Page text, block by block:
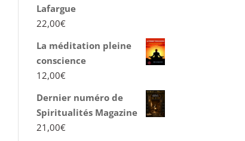
Lafargue
22,00€
La méditation pleine
conscience
12,00€
Dernier numéro de
Spiritualités Magazine
21,00€